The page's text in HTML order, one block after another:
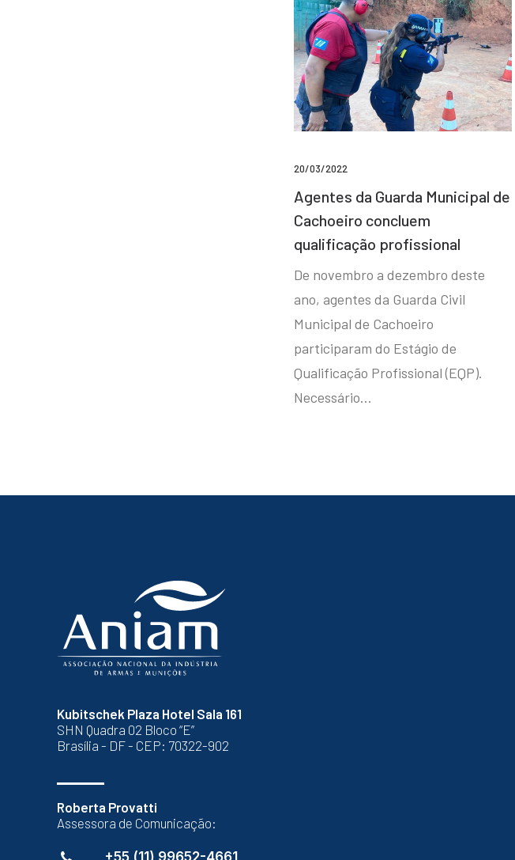
20/03/2022
Agentes da Guarda Municipal de
Cachoeiro concluem
qualificação profissional
De novembro a dezembro deste
ano, agentes da Guarda Civil
Municipal de Cachoeiro
participaram do Estágio de
Qualificação Profissional (EQP).
Necessário…
Kubitschek Plaza Hotel Sala 161
SHN Quadra 02 Bloco “E”
Brasília - DF - CEP: 70322-902
Roberta Provatti
Assessora de Comunicação:
+55 (11) 99652-4661